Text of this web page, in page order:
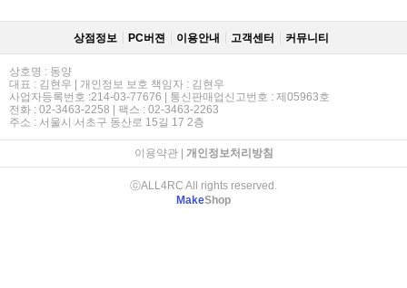
상점정보 PC버젼 이용안내 고객센터 커뮤니티
상호명 : 동양
대표 : 김현우 | 개인정보 보호 책임자 : 김현우
사업자등록번호 :214-03-77676 | 통신판매업신고번호 : 제05963호
전화 : 02-3463-2258 | 팩스 : 02-3463-2263
주소 : 서울시 서초구 동산로 15길 17 2층
이용약관| 개인정보처리방침
ⓒALL4RC All rights reserved.
MakeShop